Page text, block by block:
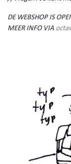
DE WEBSHOP IS
MEER INFO VIA